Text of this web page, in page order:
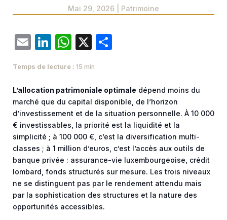
Mai 29, 2026 Patrimoine
EmailLinkedIn
WhatsApp
X
Temps de lecture : 15 min
L’allocation patrimoniale optimale dépend moins du
marché que du capital disponible, de l’horizon
d’investissement et de la situation personnelle. À 10 000
€ investissables, la priorité est la liquidité et la
simplicité ; à 100 000 €, c’est la diversification multi-
classes ; à 1 million d’euros, c’est l’accès aux outils de
banque privée : assurance-vie luxembourgeoise, crédit
lombard, fonds structurés sur mesure. Les trois niveaux
ne se distinguent pas par le rendement attendu mais
par la sophistication des structures et la nature des
opportunités accessibles.